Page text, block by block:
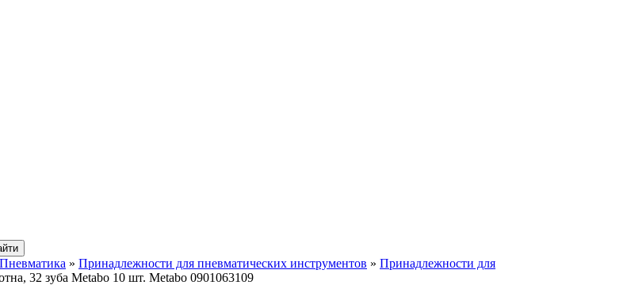
Пневматика » Принадлежности для пневматических инструментов » Принадлежности для
32 зуба Metabo 10 шт. Metabo 0901063109